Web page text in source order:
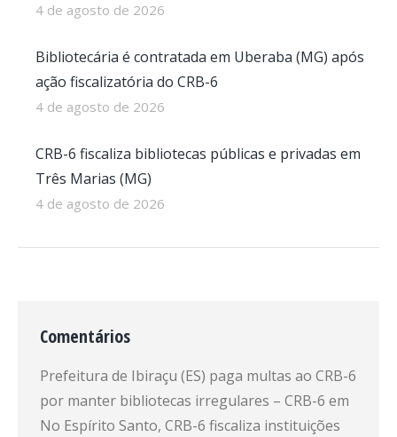
4 de agosto de 2026
Bibliotecária é contratada em Uberaba (MG) após
ação fiscalizatória do CRB-6
4 de agosto de 2026
CRB-6 fiscaliza bibliotecas públicas e privadas em
Três Marias (MG)
4 de agosto de 2026
Comentários
Prefeitura de Ibiraçu (ES) paga multas ao CRB-6
por manter bibliotecas irregulares – CRB-6 em
No Espírito Santo, CRB-6 fiscaliza instituições